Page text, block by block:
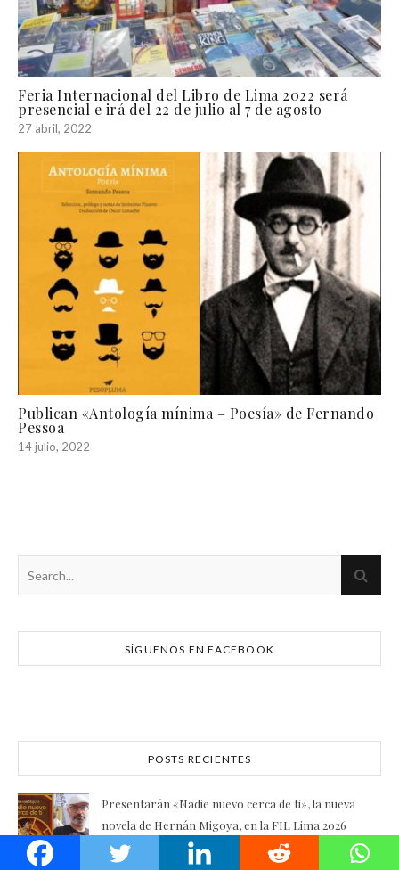
Feria Internacional del Libro de Lima 2022 será
presencial e irá del 22 de julio al 7 de agosto
27 abril, 2022
Publican «Antología mínima – Poesía» de Fernando
Pessoa
14 julio, 2022
SÍGUENOS EN FACEBOOK
POSTS RECIENTES
Presentarán «Nadie nuevo cerca de ti», la nueva
novela de Hernán Migoya, en la FIL Lima 2026
31 julio, 2026